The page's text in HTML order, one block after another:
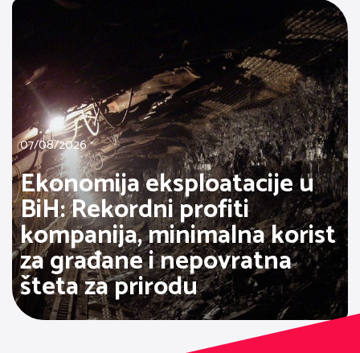
07/08/2026
Ekonomija eksploatacije u
BiH: Rekordni profiti
kompanija, minimalna korist
za građane i nepovratna
šteta za prirodu